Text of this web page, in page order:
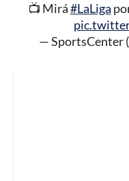
📺 Mirá#LaLiga
— SportsCenter